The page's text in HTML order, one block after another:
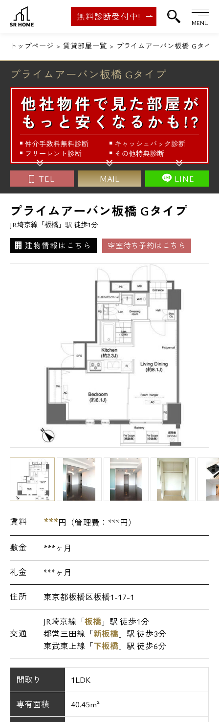
無料診断受付中!
MENU
トップページ 賃貸部屋一覧 プライムアーバン板橋 Gタイプ
プライムアーバン板橋 Gタイプ
TEL MAIL LINE
プライムアーバン板橋 Gタイプ
JR埼京線「板橋」駅 徒歩1分
建物情報はこちら 空室待ち予約はこちら
賃料 ***円（管理費： ***円）
敷金 ***ヶ月
礼金 ***ヶ月
住所 東京都板橋区板橋1-17-1
交通
JR埼京線「板橋 」駅 徒歩1分
都営三田線「新板橋 」駅 徒歩3分
東武東上線「下板橋 」駅 徒歩6分
間取り 1LDK
専有面積 40.45m²